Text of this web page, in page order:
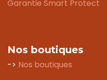
Garantie Smart Protect
Nos boutiques
-> Nos boutiques